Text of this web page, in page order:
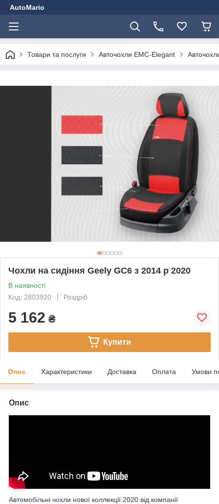
AutoMario
Товари та послуги Авточохли EMC-Elegant
Чохли на сидіння Geely GC6 з 2014 р 2020
В наявності
Код: 2803920
Роздріб
5 162 ₴
Купити
Опис Характеристики Доставка Оплата Умови
Опис
Автомобільні чохли нової коллекції 2020 від компанії